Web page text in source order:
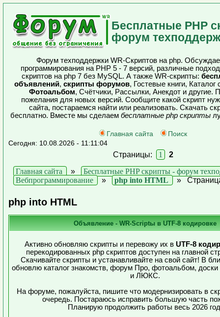
Бесплатные PHP
форум
Форум техподдержки WR-Скриптов на php.
программирования на PHP 5 - 7 версий, различные
скриптов на php 7 без MySQL. А также WR-скрипты:
объявлений, скрипты форумов, Гостевые книги,
Фотоальбом, Счётчики, Рассылки, Анекдот и другие.
пожелания для новых версий. Сообщите какой скрипт
сайта, постараемся найти или реализовать. Скачать
бесплатно. Вместе мы сделаем бесплатные php скрипты
Главная сайта
Поиск
Сегодня: 10.08.2026 - 11:11:04
Страницы: 1
2
Главная сайта
»
Бесплатные PHP скрипты - форум
Вебпрограммирование
» php into HTML »
php into HTML
Объявление - WR-Scriptы в UTF-8 кодировке
Активно обновляю скрипты и перевожу их в UTF-8
перекодированных php скриптов доступен на главной
Скачивайте скрипты и устанавливайте на свой сайт! В
обновлю каталог знакомств, форум Про, фотоальбом, доски
и ЛЮКС.
На форуме, пожалуйста, пишите что модернизировать в
очередь. Постараюсь исправить большую часть
Планирую продолжить работы весь 2026